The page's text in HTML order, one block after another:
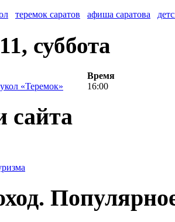
теремок саратов афиша саратова
суббота
Время
«Теремок»
16:00
сайта